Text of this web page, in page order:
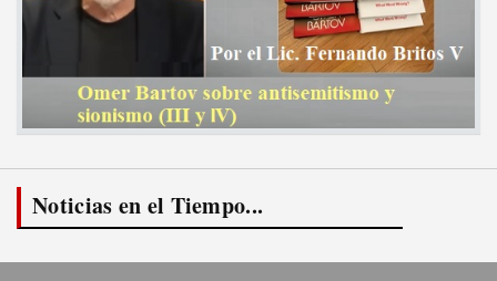
Noticias en el Tiempo...